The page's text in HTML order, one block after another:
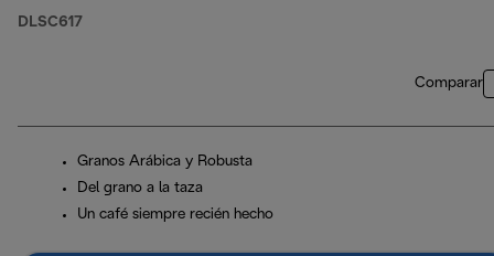
DLSC617
Comparar
Granos Arábica y Robusta
Del grano a la taza
Un café siempre recién hecho